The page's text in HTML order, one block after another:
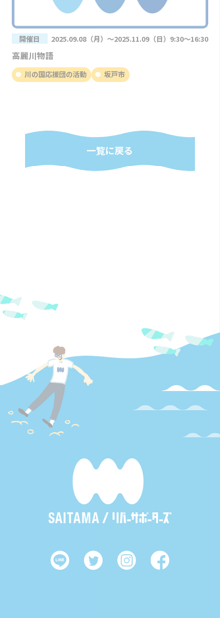
開催日 2025.09.08（月）～2025.11.09（日）9:30～16:30
高麗川物語
川の国応援団の活動 坂戸市
一覧に戻る